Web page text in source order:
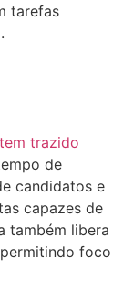
tarefas
trazido
de
candidatos e
capazes de
também libera
foco